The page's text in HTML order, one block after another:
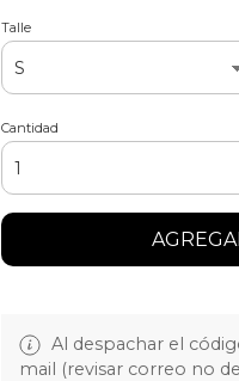
Talle
Cantidad
Al despachar el
mail (revisar correo no